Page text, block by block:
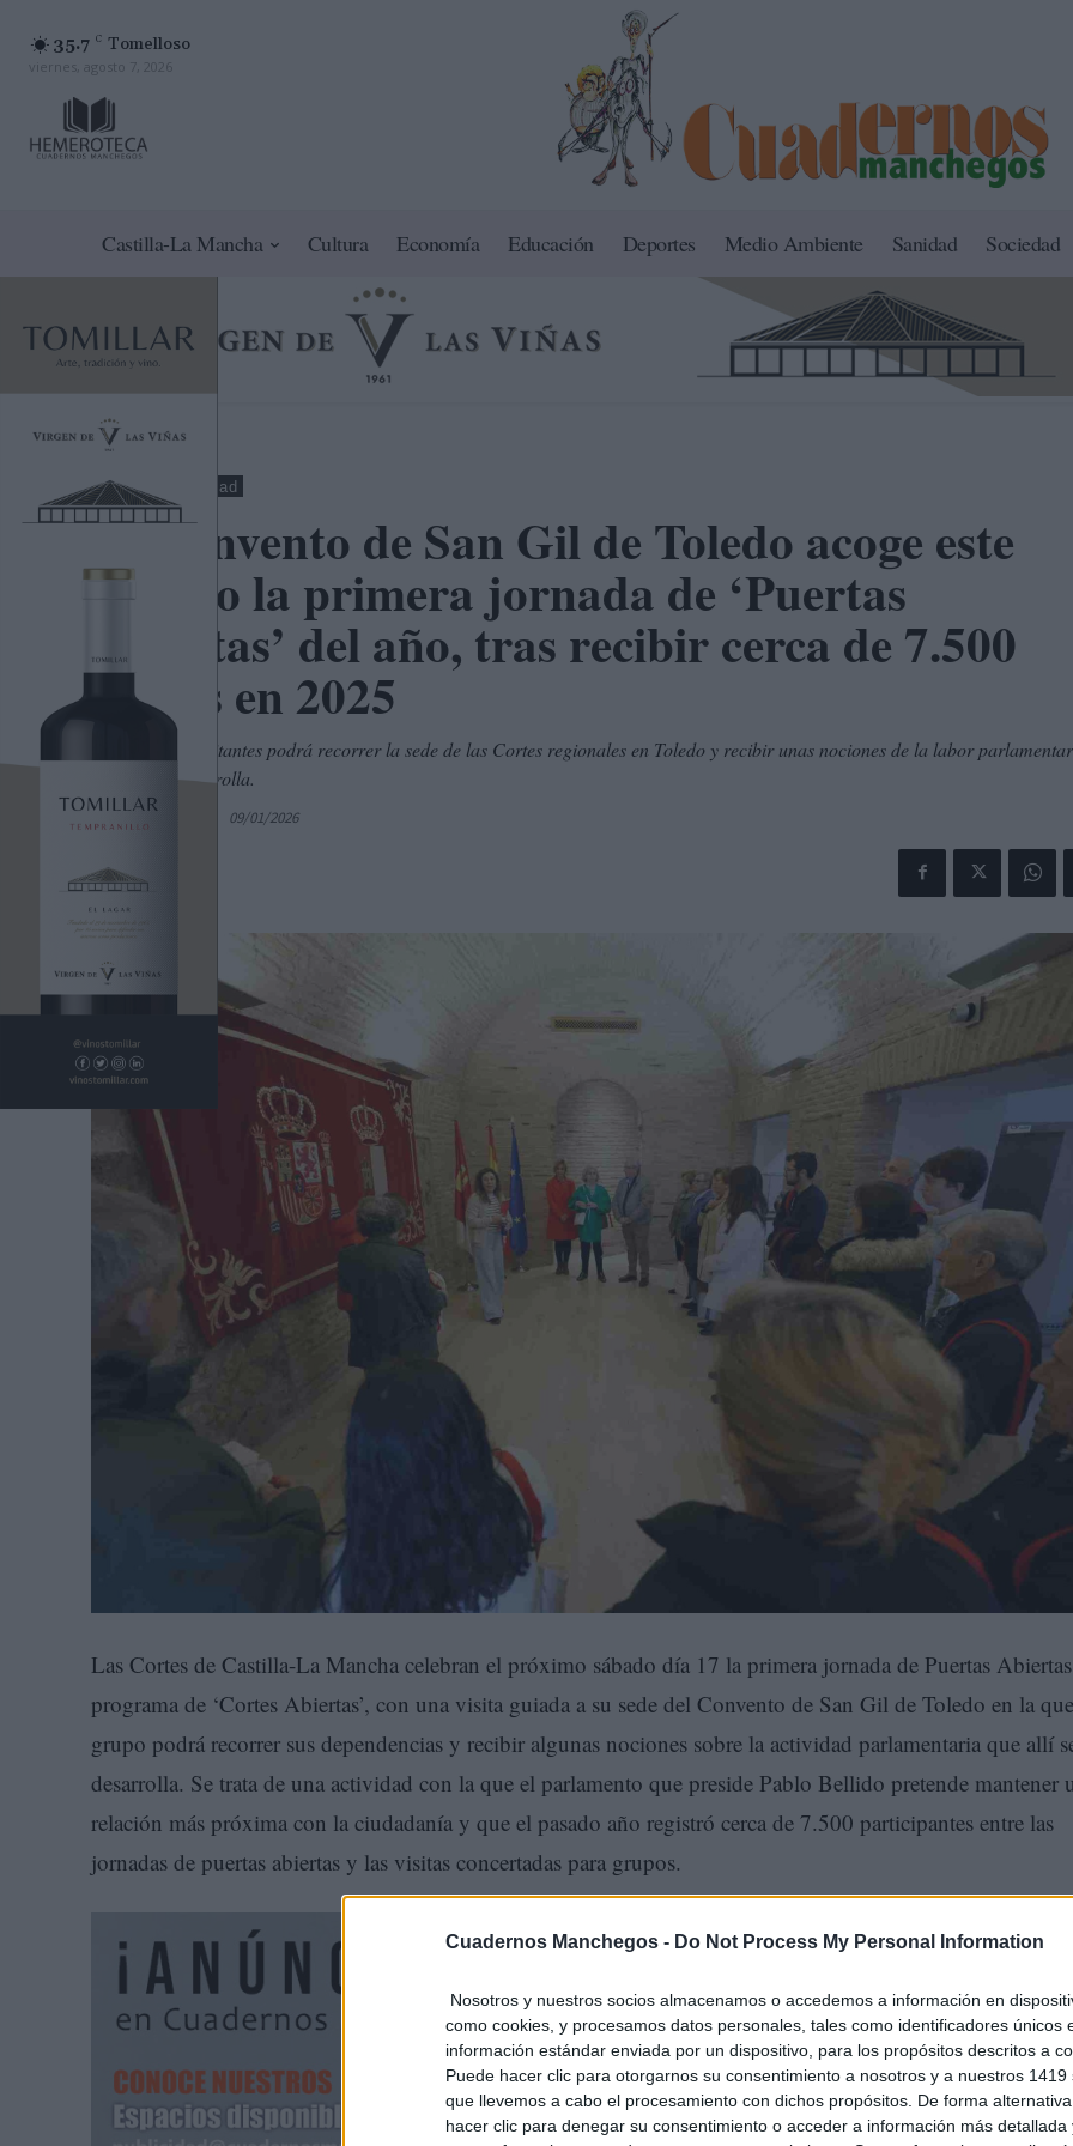
Cuadernos Manchegos - Do Not Process My Personal Information
Nosotros y nuestros socios almacenamos o accedemos a información en
como cookies, y procesamos datos personales, tales como identificadores únicos
información estándar enviada por un dispositivo, para los propósitos descritos a
Puede hacer clic para otorgarnos su consentimiento a nosotros y a nuestros 1419
que llevemos a cabo el procesamiento con dichos propósitos. De forma
hacer clic para denegar su consentimiento o acceder a información más detallada
35.7 C Tomelloso
viernes, agosto 7, 2026
Castilla-La Mancha Cultura Economía Educación Deportes Medio Ambiente Sanidad Sociedad
Toledo Sociedad
El Convento de San Gil de Toledo acoge este
sábado la primera jornada de ‘Puertas
Abiertas’ del año, tras recibir cerca de 7.500
visitas en 2025
Un grupo de visitantes podrá recorrer la sede de las Cortes regionales en Toledo y recibir unas nociones de la labor
que allí se desarrolla.
Por C. Manchegos 09/01/2026
Las Cortes de Castilla-La Mancha celebran el próximo sábado día 17 la primera jornada de Puertas
programa de ‘Cortes Abiertas’, con una visita guiada a su sede del Convento de San Gil de Toledo en la
grupo podrá recorrer sus dependencias y recibir algunas nociones sobre la actividad parlamentaria que allí
desarrolla. Se trata de una actividad con la que el parlamento que preside Pablo Bellido pretende mantener
relación más próxima con la ciudadanía y que el pasado año registró cerca de 7.500 participantes entre las
jornadas de puertas abiertas y las visitas concertadas para grupos.